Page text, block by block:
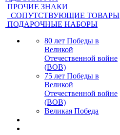
ПРОЧИЕ ЗНАКИ
СОПУТСТВУЮЩИЕ ТОВАРЫ
ПОДАРОЧНЫЕ НАБОРЫ
80 лет Победы в
Великой
Отечественной войне
(ВОВ)
75 лет Победы в
Великой
Отечественной войне
(ВОВ)
Великая Победа